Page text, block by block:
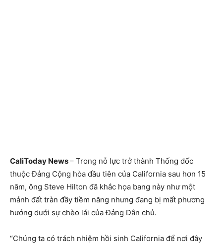
CaliToday News– Trong nỗ lực trở thành Thống đốc
thuộc Đảng Cộng hòa đầu tiên của California sau hơn 15
năm, ông Steve Hilton đã khắc họa bang này như một
mảnh đất tràn đầy tiềm năng nhưng đang bị mất phương
hướng dưới sự chèo lái của Đảng Dân chủ.
“Chúng ta có trách nhiệm hồi sinh California để nơi đây